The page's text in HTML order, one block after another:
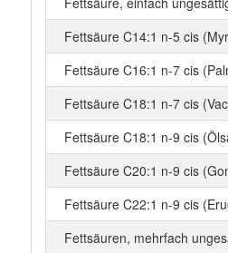
Fettsäure C14:1 n-5 cis
Fettsäure C16:1 n-7 cis
Fettsäure C18:1 n-7 cis
Fettsäure C18:1 n-9 cis
Fettsäure C20:1 n-9 cis
Fettsäure C22:1 n-9 cis
Fettsäuren, mehrfach